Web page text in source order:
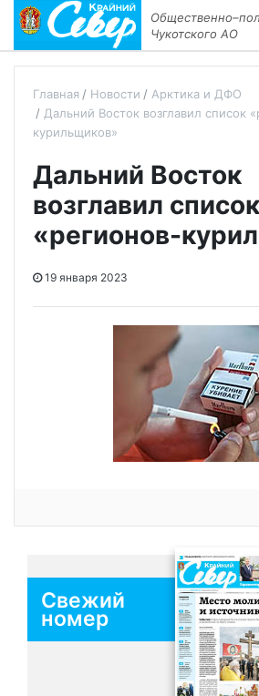
Чукотского АО
Главная Новости
Арктика и ДФО
Дальний Восток возглавил список
курильщиков»
Дальний Восток
возглавил список
«регионов-
19 января 2023
Свежий
номер